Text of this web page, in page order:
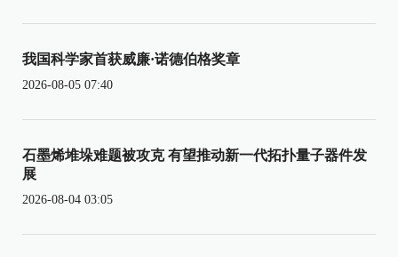
我国科学家首获威廉·诺德伯格奖章
2026-08-05 07:40
石墨烯堆垛难题被攻克 有望推动新一代拓扑量子器件发
展
2026-08-04 03:05